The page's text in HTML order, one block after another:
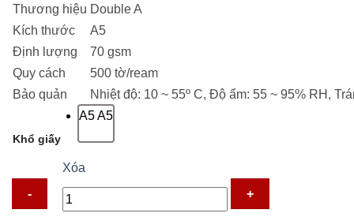
39.300 ₫.
Thương hiệu Double A
Kích thước
A5
Định lượng
70 gsm
Quy cách
500 tờ/ream
Bảo quản
Nhiệt độ: 10 ~ 55º C, Độ ẩm: 55 ~ 95% RH,
Khổ giấy
A5A5
Xóa